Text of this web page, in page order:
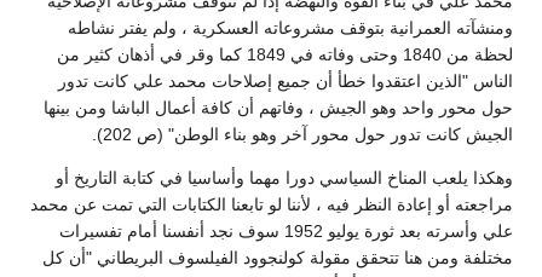
ومنشآته العمرانية بتوقف مشروعاته العسكرية ، ولم يفتر نشاطه
لحظة من 1840 وحتى وفاته في 1849 كما وقر في أذهان كثير من
الناس "الذين اعتقدوا خطأ أن جميع إصلاحات محمد علي كانت تدور
حول محور واحد وهو الجيش ، وفاتهم أن كافة أعمال الباشا ومن بينها
الجيش كانت تدور حول محور آخر وهو بناء الوطن" (ص 202).
وهكذا يلعب المناخ السياسي دورا مهما وأساسيا في كتابة التاريخ أو
مراجعته أو إعادة النظر فيه ، لأننا لو تابعنا الكتابات التي تمت عن محمد
علي وأسرته بعد ثورة يوليو 1952 سوف نجد أنفسنا أمام تفسيرات
مختلفة ومن هنا تتحقق مقولة كولنجوود الفيلسوف البريطاني "أن كل